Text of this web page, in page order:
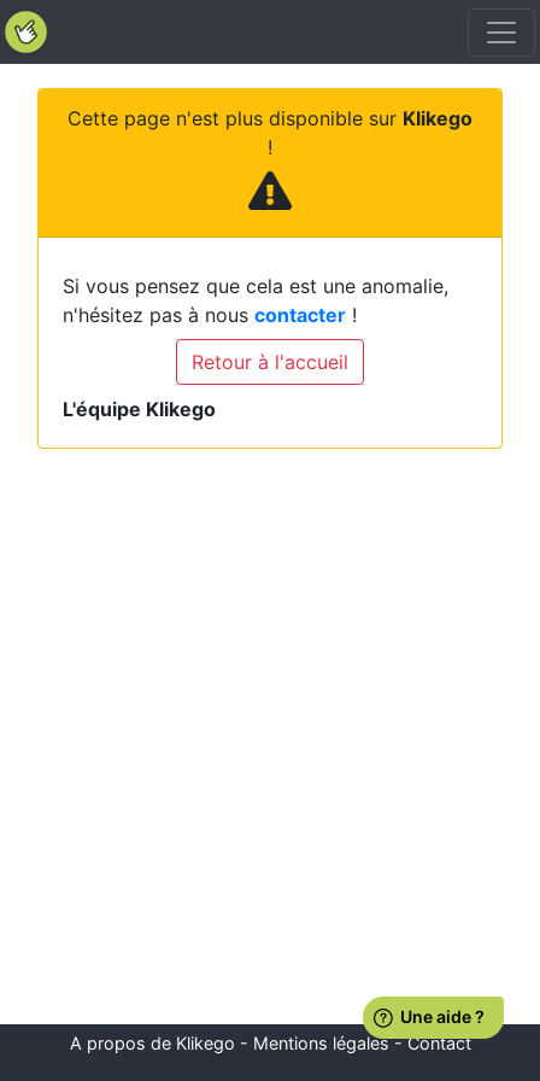
Cette page n'est plus disponible sur Klikego
!
Si vous pensez que cela est une anomalie,
n'hésitez pas à nous contacter !
Retour à l'accueil
L'équipe Klikego
A propos de Klikego - Mentions légales-Contact